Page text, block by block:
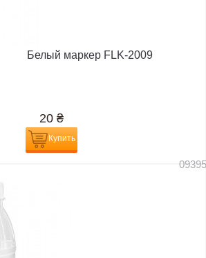
Белый маркер FLK-2009
20 ₴
Купить